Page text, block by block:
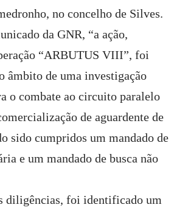
no concelho de Silves.
da GNR, “a ação,
“ARBUTUS VIII”, foi
âmbito de uma investigação
o combate ao circuito paralelo
de aguardente de
sido cumpridos um mandado de
e um mandado de busca não
diligências, foi identificado um